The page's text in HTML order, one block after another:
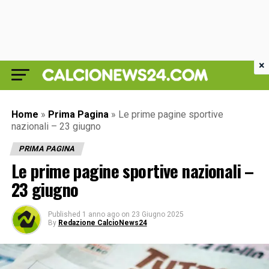
Home » Prima Pagina » Le prime pagine sportive
nazionali – 23 giugno
PRIMA PAGINA
Le prime pagine sportive nazionali –
23 giugno
Published 1 anno ago on 23 Giugno 2025
By Redazione CalcioNews24
×